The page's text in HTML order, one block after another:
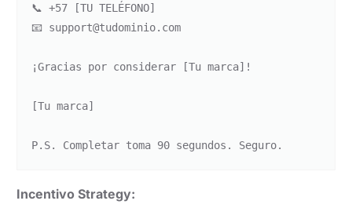
📞 +57 [TU TELÉFONO]
📧 support@tudominio.com
¡Gracias por considerar [Tu marca]!
[Tu marca]
Incentivo Strategy: